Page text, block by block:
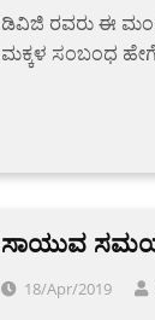
ಡಿವಿಜಿ ರವರು ಈ
ಮಕ್ಕಳ ಸಂಬಂಧ
ಸಾಯುವ
18/Apr/2019